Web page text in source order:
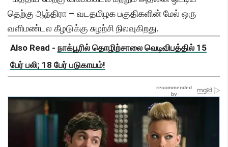
தெற்கு ஆந்திரா – வடதமிழக பகுதிகளின் மேல் ஒரு
வளிமண்டல கீழடுக்கு சுழற்சி நிலவுகிறது.
Also Read - நாக்பூரில் தொழிற்சாலை வெடிவிபத்தில் 15
பேர் பலி; 18 பேர் படுகாயம்!